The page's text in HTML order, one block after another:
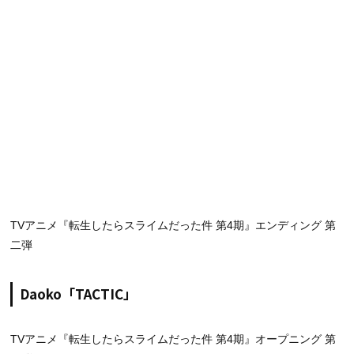
TVアニメ『転生したらスライムだった件 第4期』エンディング 第
二弾
Daoko「TACTIC」
TVアニメ『転生したらスライムだった件 第4期』オープニング 第